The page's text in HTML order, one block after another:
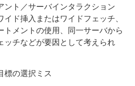
ント／サーバインタラクション
イド挿入またはワイドフェッチ、
トメントの使用、同一サーバから
ッチなどが要因として考えられ
標の選択ミス